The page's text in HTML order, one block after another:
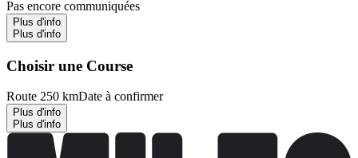
Pas encore communiquées
Plus d'info
Plus d'info
Choisir une Course
Route 250 kmDate à confirmer
Plus d'info
Plus d'info